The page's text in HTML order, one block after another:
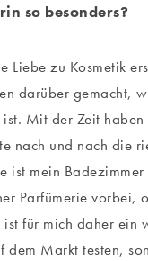
so besonders?
Liebe zu Kosmetik
darüber gemacht,
Mit der Zeit
nach und nach die
mein
Parfümerie vorbei,
für mich daher ein
dem Markt testen,